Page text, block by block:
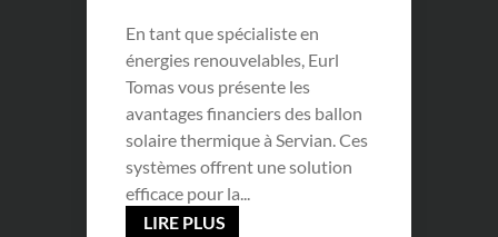
En tant que spécialiste en
énergies renouvelables, Eurl
Tomas vous présente les
avantages financiers des ballon
solaire thermique à Servian. Ces
systèmes offrent une solution
efficace pour la...
LIRE PLUS